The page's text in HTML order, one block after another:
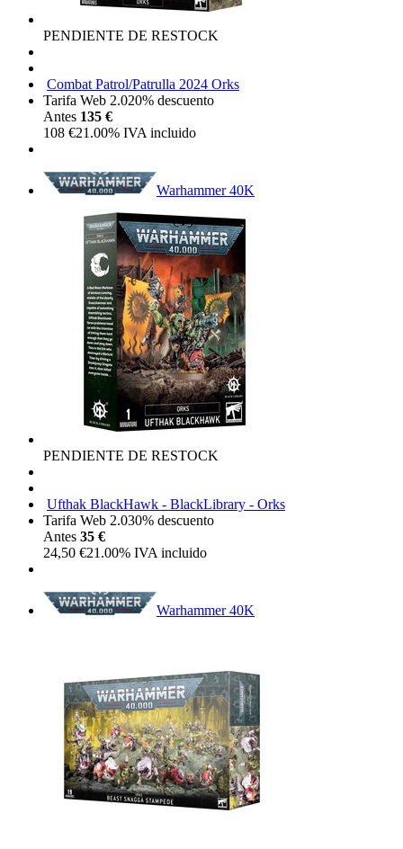
PENDIENTE DE RESTOCK
Combat Patrol/Patrulla 2024 Orks
Tarifa Web 2.020% descuento
Antes 135 €
108 €21.00% IVA incluido
Warhammer 40K
PENDIENTE DE RESTOCK
Ufthak BlackHawk - BlackLibrary - Orks
Tarifa Web 2.030% descuento
Antes 35 €
24,50 €21.00% IVA incluido
Warhammer 40K